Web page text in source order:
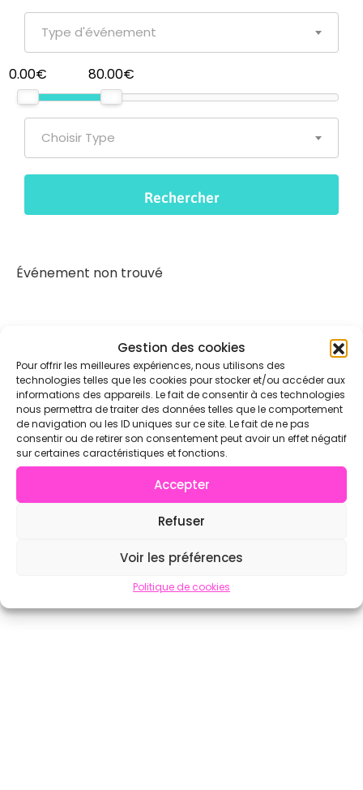
Gestion des cookies
Pour offrir les meilleures expériences, nous utilisons des
technologies telles que les cookies pour stocker et/ou accéder aux
informations des appareils. Le fait de consentir à ces technologies
nous permettra de traiter des données telles que le comportement
de navigation ou les ID uniques sur ce site. Le fait de ne pas
consentir ou de retirer son consentement peut avoir un effet négatif
sur certaines caractéristiques et fonctions.
Accepter
Refuser
Voir les préférences
Politique de cookies
Type d'événement
0.00€ 80.00€
Choisir Type
Événement non trouvé